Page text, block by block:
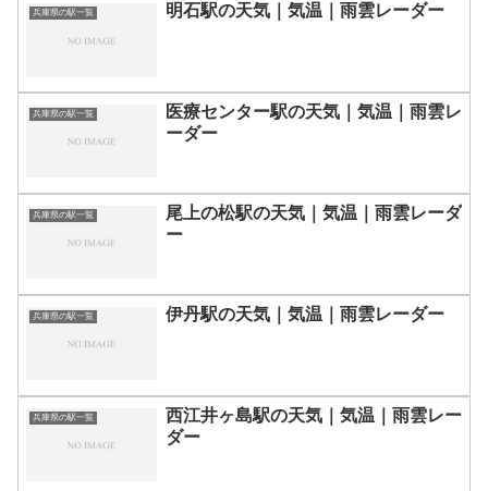
兵庫県の駅一覧 明石駅の天気｜気温｜雨雲レーダー
兵庫県の駅一覧
医療センター駅の天気｜気温｜雨雲レ
ーダー
兵庫県の駅一覧
尾上の松駅の天気｜気温｜雨雲レーダ
ー
兵庫県の駅一覧 伊丹駅の天気｜気温｜雨雲レーダー
兵庫県の駅一覧
西江井ヶ島駅の天気｜気温｜雨雲レー
ダー